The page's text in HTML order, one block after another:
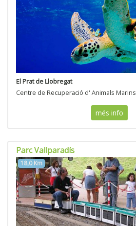
El Prat de Llobregat
Centre de Recuperació d' Animals Marins
més info
Parc Vallparadís
18,0 Km